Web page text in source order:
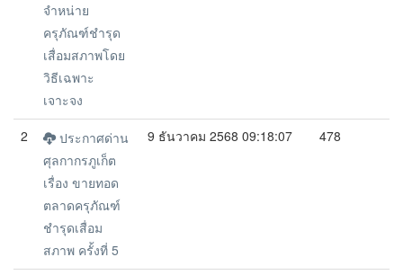
จำหน่าย
ครุภัณฑ์ชำรุด
เสื่อมสภาพโดย
วิธีเฉพาะ
เจาะจง
2
ประกาศด่าน
ศุลกากรภูเก็ต
เรื่อง ขายทอด
ตลาดครุภัณฑ์
ชำรุดเสื่อม
สภาพ ครั้งที่ 5
9 ธันวาคม 2568 09:18:07 478